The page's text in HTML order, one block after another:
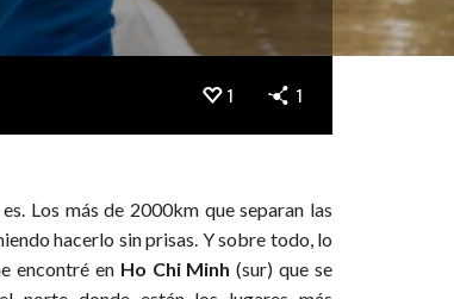
1 1
Los más de 2000km que separan las
hacerlo sin prisas. Y sobre todo, lo
encontré en Ho Chi Minh (sur) que se